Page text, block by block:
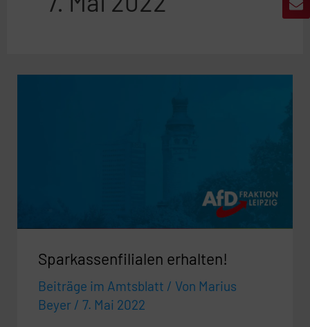
Sparkassenfilialen erhalten!
Beiträge im Amtsblatt / Von Marius
Beyer /7. Mai 2022